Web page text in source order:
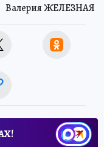
Валерия ЖЕЛЕЗНАЯ